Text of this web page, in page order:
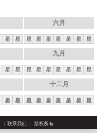
星 星
六月
星 星 星 星 星 星 星
星 星
九月
星 星 星 星 星 星 星
星 星
十二月
星 星 星 星 星 星 星
联系我们 版权所有